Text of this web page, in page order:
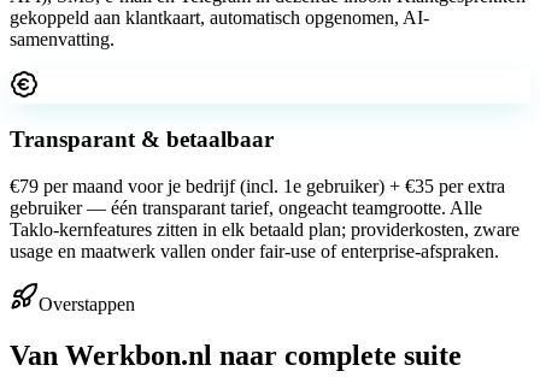
gekoppeld aan klantkaart, automatisch opgenomen, AI-
samenvatting.
Transparant & betaalbaar
€79 per maand voor je bedrijf (incl. 1e gebruiker) + €35 per extra
gebruiker — één transparant tarief, ongeacht teamgrootte. Alle
Taklo-kernfeatures zitten in elk betaald plan; providerkosten, zware
usage en maatwerk vallen onder fair-use of enterprise-afspraken.
Overstappen
Van Werkbon.nl naar complete suite